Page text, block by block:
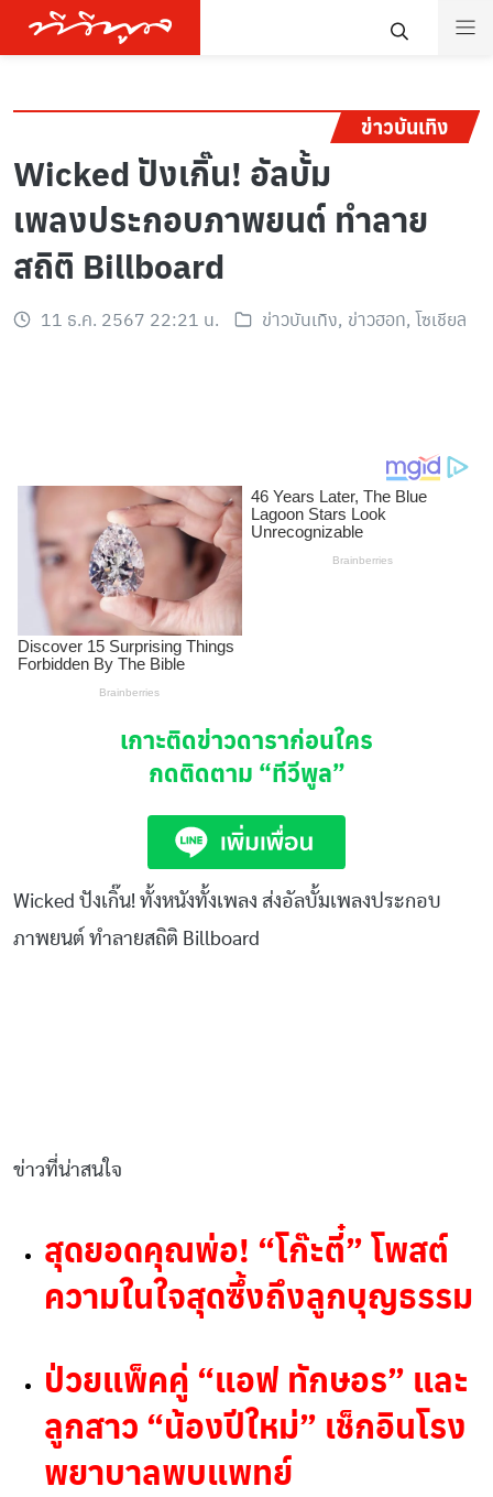
ข่าวบันเทิง
Wicked ปังเกิ๊น! อัลบั้ม
เพลงประกอบภาพยนต์ ทำลาย
สถิติ Billboard
11 ธ.ค. 2567 22:21 น. ข่าวบันเทิง, ข่าวฮอท, โซเชียล
เกาะติดข่าวดาราก่อนใคร
กดติดตาม “ทีวีพูล”
Wicked ปังเกิ๊น! ทั้งหนังทั้งเพลง ส่งอัลบั้มเพลงประกอบ
ภาพยนต์ ทำลายสถิติ Billboard
ข่าวที่น่าสนใจ
สุดยอดคุณพ่อ! “โก๊ะตี๋” โพสต์
ความในใจสุดซึ้งถึงลูกบุญธรรม
ป่วยแพ็คคู่ “แอฟ ทักษอร” และ
ลูกสาว “น้องปีใหม่” เช็กอินโรง
พยาบาลพบแพทย์